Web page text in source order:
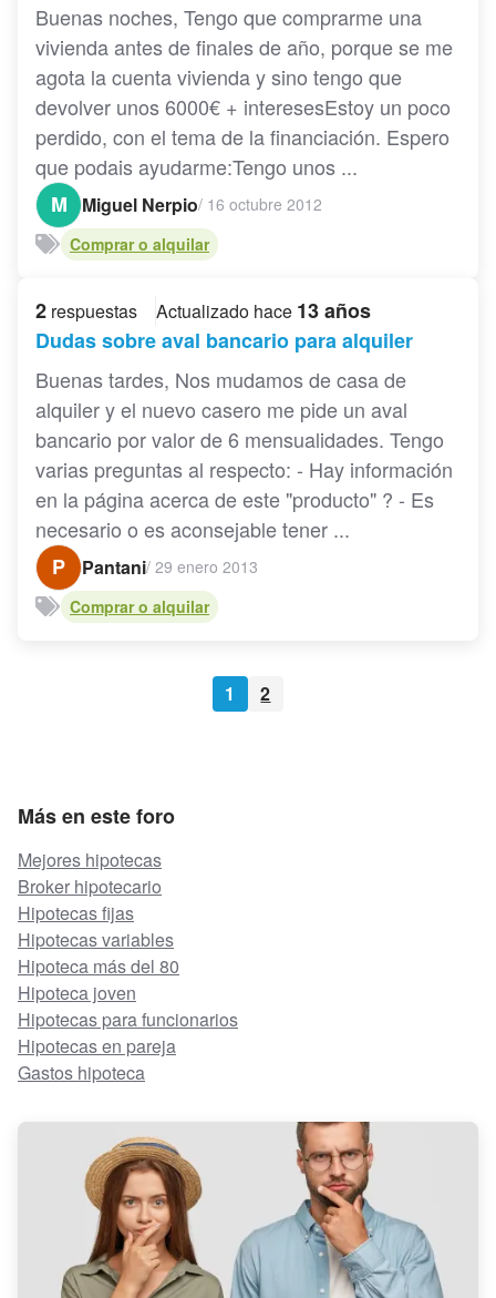
Buenas noches, Tengo que comprarme una
vivienda antes de finales de año, porque se me
agota la cuenta vivienda y sino tengo que
devolver unos 6000€ + interesesEstoy un poco
perdido, con el tema de la financiación. Espero
que podais ayudarme:Tengo unos ...
M
Miguel Nerpio/ 16 octubre 2012
Comprar o alquilar
2 respuestas Actualizado hace 13 años
Dudas sobre aval bancario para alquiler
Buenas tardes, Nos mudamos de casa de
alquiler y el nuevo casero me pide un aval
bancario por valor de 6 mensualidades. Tengo
varias preguntas al respecto: - Hay información
en la página acerca de este "producto" ? - Es
necesario o es aconsejable tener ...
P
Pantani/ 29 enero 2013
Comprar o alquilar
1 2
Más en este foro
Mejores hipotecas
Broker hipotecario
Hipotecas fijas
Hipotecas variables
Hipoteca más del 80
Hipoteca joven
Hipotecas para funcionarios
Hipotecas en pareja
Gastos hipoteca